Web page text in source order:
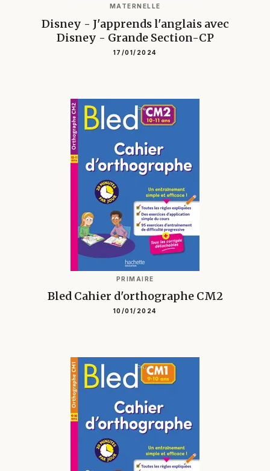
MATERNELLE
Disney - J'apprends l'anglais avec
Disney - Grande Section-CP
17/01/2024
PRIMAIRE
Bled Cahier d'orthographe CM2
10/01/2024